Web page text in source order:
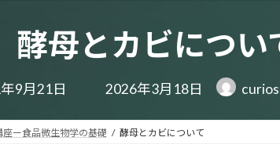
酵母とカビについ
9月21日
最
終
新
日
2026年3月18日
座ー食品微生物学の基礎 酵母とカビについて